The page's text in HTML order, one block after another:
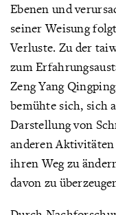
Ebenen und
seiner Weisung
Verluste. Zu der
zum
Zeng Yang
bemühte sich, sich
Darstellung von
anderen
ihren Weg zu
davon zu